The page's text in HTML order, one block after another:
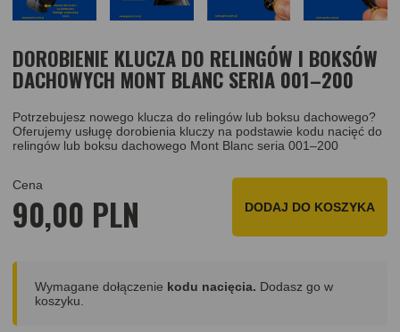
DOROBIENIE KLUCZA DO RELINGÓW I BOKSÓW
DACHOWYCH MONT BLANC SERIA 001–200
Potrzebujesz nowego klucza do relingów lub boksu dachowego?
Oferujemy usługę dorobienia kluczy na podstawie kodu nacięć do
relingów lub boksu dachowego Mont Blanc seria 001–200
Cena
90,00 PLN DODAJ DO KOSZYKA
Wymagane dołączenie kodu nacięcia. Dodasz go w
koszyku.